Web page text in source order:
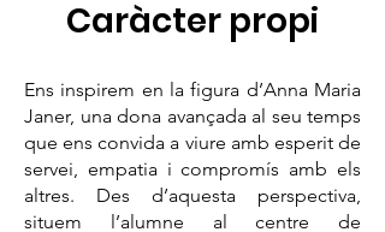
Caràcter propi
Ens inspirem en la figura d’Anna Maria
Janer, una dona avançada al seu temps
que ens convida a viure amb esperit de
servei, empatia i compromís amb els
altres. Des d’aquesta perspectiva,
situem l’alumne al centre de